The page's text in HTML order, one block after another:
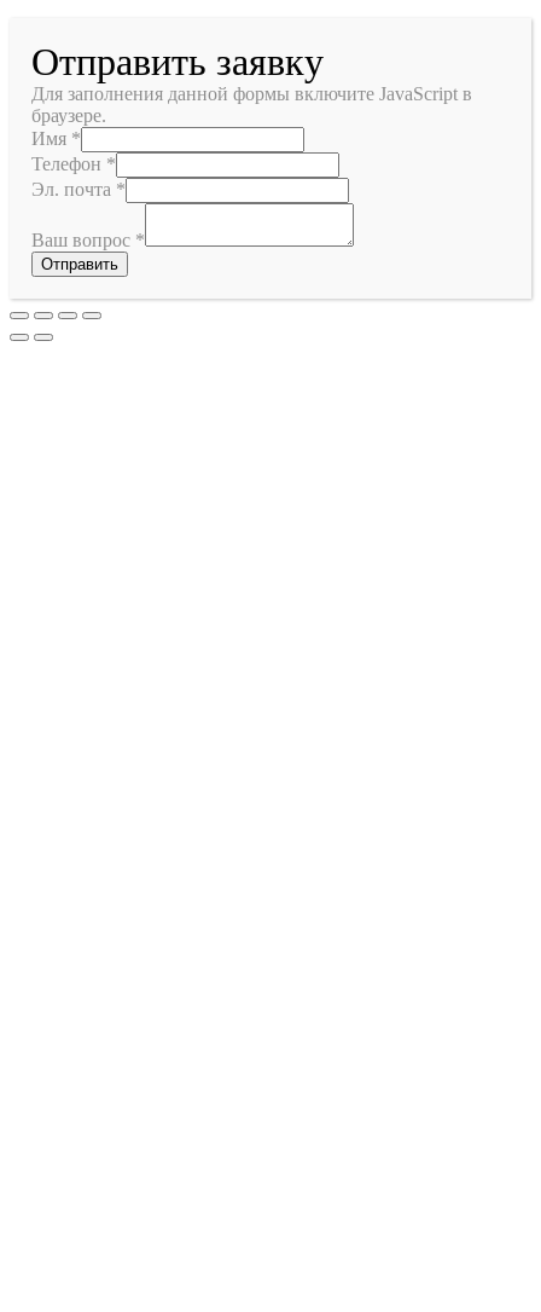
Отправить заявку
Для заполнения данной формы включите JavaScript в
браузере.
Имя *
Телефон *
Эл. почта *
Ваш вопрос *
Отправить